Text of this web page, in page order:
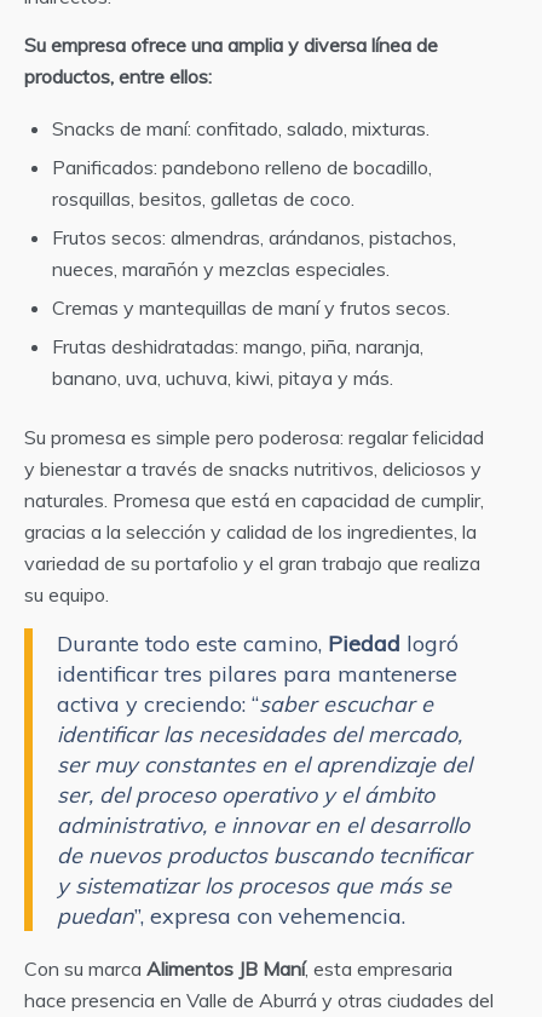
Su empresa ofrece una amplia y diversa línea de
productos, entre ellos:
Snacks de maní: confitado, salado, mixturas.
Panificados: pandebono relleno de bocadillo,
rosquillas, besitos, galletas de coco.
Frutos secos: almendras, arándanos, pistachos,
nueces, marañón y mezclas especiales.
Cremas y mantequillas de maní y frutos secos.
Frutas deshidratadas: mango, piña, naranja,
banano, uva, uchuva, kiwi, pitaya y más.
Su promesa es simple pero poderosa: regalar felicidad
y bienestar a través de snacks nutritivos, deliciosos y
naturales. Promesa que está en capacidad de cumplir,
gracias a la selección y calidad de los ingredientes, la
variedad de su portafolio y el gran trabajo que realiza
su equipo.
Durante todo este camino, Piedad logró
identificar tres pilares para mantenerse
activa y creciendo: “saber escuchar e
identificar las necesidades del mercado,
ser muy constantes en el aprendizaje del
ser, del proceso operativo y el ámbito
administrativo, e innovar en el desarrollo
de nuevos productos buscando tecnificar
y sistematizar los procesos que más se
puedan”, expresa con vehemencia.
Con su marca Alimentos JB Maní, esta empresaria
hace presencia en Valle de Aburrá y otras ciudades del